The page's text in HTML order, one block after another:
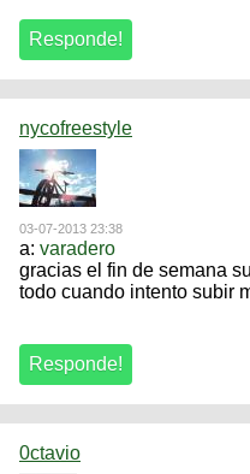
nycofreestyle
03-07-2013 23:38
a: varadero
gracias el fin de semana
todo cuando intento subir
0ctavio